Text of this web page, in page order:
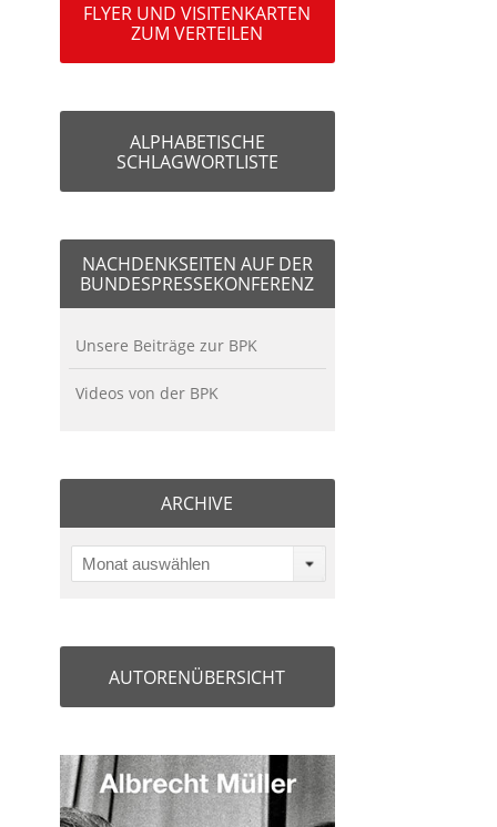
FLYER UND VISITENKARTEN
ZUM VERTEILEN
ALPHABETISCHE
SCHLAGWORTLISTE
NACHDENKSEITEN AUF DER
BUNDESPRESSEKONFERENZ
Unsere Beiträge zur BPK
Videos von der BPK
ARCHIVE
Monat auswählen
AUTORENÜBERSICHT